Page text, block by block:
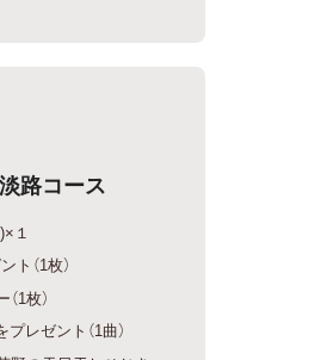
路コース
１
（1枚）
1枚）
レゼント（1曲）